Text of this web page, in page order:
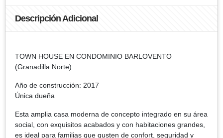
Descripción Adicional
TOWN HOUSE EN CONDOMINIO BARLOVENTO
(Granadilla Norte)
Año de construcción: 2017
Única dueña
Esta amplia casa moderna de concepto integrado en su área
social, con exquisitos acabados y con habitaciones grandes,
es ideal para familias que gusten de confort, seguridad y